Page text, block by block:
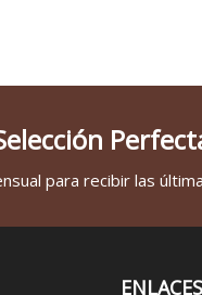
para recibir las
ENLACES